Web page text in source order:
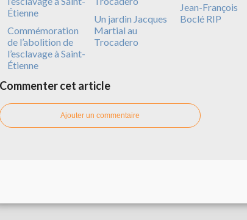
Commémoration
de l’abolition de
l’esclavage à Saint-
Étienne
Un jardin Jacques
Martial au
Trocadero
Jean-François
Boclé RIP
Commenter cet article
Ajouter un commentaire